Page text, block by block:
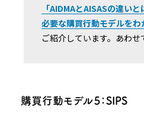
「AIDMAとAISASの違い
必要な購買行動モデルをわ
ご紹介しています。あわせ
購買行動モデル５：SIPS